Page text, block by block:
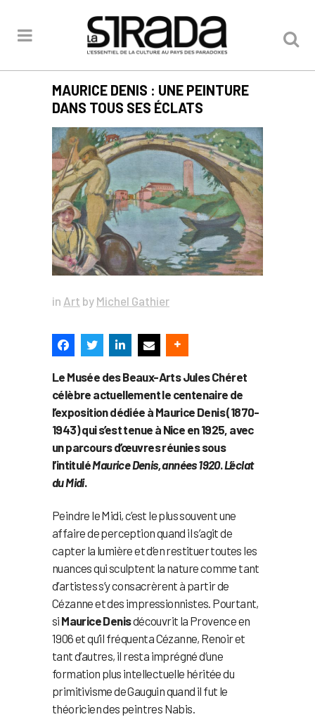
MAURICE DENIS : UNE PEINTURE
DANS TOUS SES ÉCLATS
in Art by Michel Gathier
Le Musée des Beaux-Arts Jules Chéret
célèbre actuellement le centenaire de
l’exposition dédiée à Maurice Denis (1870-
1943) qui s’est tenue à Nice en 1925, avec
un parcours d’œuvres réunies sous
l’intituléMaurice Denis, années 1920. L’éclat
du Midi.
Peindre le Midi, c’est le plus souvent une
affaire de perception quand il s’agit de
capter la lumière et d’en restituer toutes les
nuances qui sculptent la nature comme tant
d’artistes s’y consacrèrent à partir de
Cézanne et des impressionnistes. Pourtant,
si Maurice Denisdécouvrit la Provence en
1906 et qu’il fréquenta Cézanne, Renoir et
tant d’autres, il resta imprégné d’une
formation plus intellectuelle héritée du
primitivisme de Gauguin quand il fut le
théoricien des peintres Nabis.